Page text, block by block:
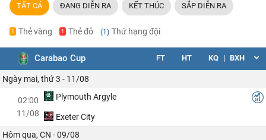
TẤT CẢ ĐANG DIỄN RA KẾT THÚC SẮP DIỄN RA
1 Thẻ vàng 1 Thẻ đỏ (1) Thứ hạng đội
Carabao Cup FT HT KQ | BXH
Ngày mai, thứ 3 - 11/08
02:00
11/08
Plymouth Argyle
Exeter City
Hôm qua, CN - 09/08